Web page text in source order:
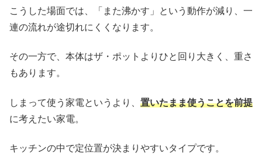
こうした場面では、「また沸かす」という動作が減り、一
連の流れが途切れにくくなります。
その一方で、本体はザ・ポットよりひと回り大きく、重さ
もあります。
しまって使う家電というより、 置いたまま使うことを前提
に考えたい家電。
キッチンの中で定位置が決まりやすいタイプです。